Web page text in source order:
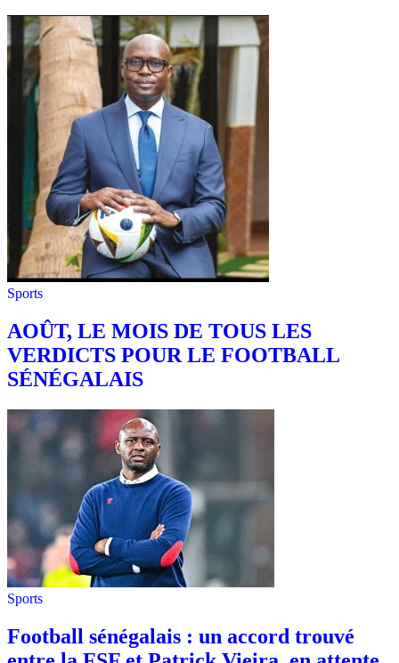
Sports
AOÛT, LE MOIS DE TOUS LES
VERDICTS POUR LE FOOTBALL
SÉNÉGALAIS
Sports
Football sénégalais : un accord trouvé